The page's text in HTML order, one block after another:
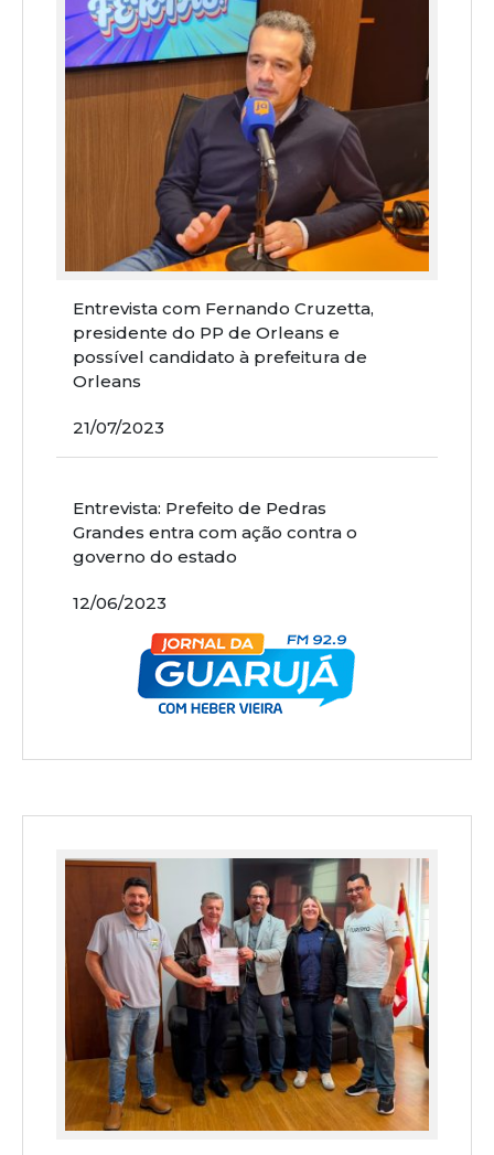
Entrevista com Fernando Cruzetta,
presidente do PP de Orleans e
possível candidato à prefeitura de
Orleans
21/07/2023
Entrevista: Prefeito de Pedras
Grandes entra com ação contra o
governo do estado
12/06/2023